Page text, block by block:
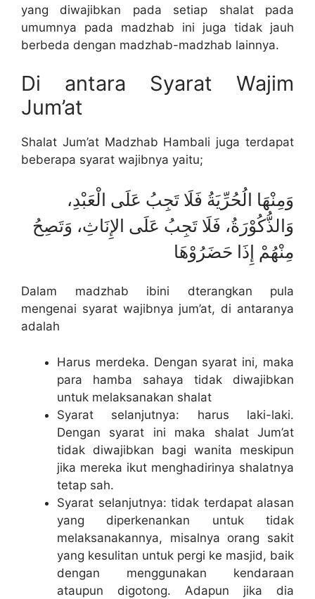
yang diwajibkan pada setiap shalat pada
umumnya pada madzhab ini juga tidak jauh
berbeda dengan madzhab-madzhab lainnya.
Di antara Syarat Wajim
Jum’at
Shalat Jum’at Madzhab Hambali juga terdapat
beberapa syarat wajibnya yaitu;
وَمِنْهَا الُحُرِّيَةُ فَلَا تَجِبُ عَلَى الْعَبْدِ،
وَالذُّكُوْرَةُ، فَلَا تَجِبُ عَلَى الإِنَاثِ، وَتَصِحُ
مِنْهُمْ إِذَا حَضَرُوْهَا
Dalam madzhab ibini dterangkan pula
mengenai syarat wajibnya jum’at, di antaranya
adalah
Harus merdeka. Dengan syarat ini, maka
para hamba sahaya tidak diwajibkan
untuk melaksanakan shalat
Syarat selanjutnya: harus laki-laki.
Dengan syarat ini maka shalat Jum’at
tidak diwajibkan bagi wanita meskipun
jika mereka ikut menghadirinya shalatnya
tetap sah.
Syarat selanjutnya: tidak terdapat alasan
yang diperkenankan untuk tidak
melaksanakannya, misalnya orang sakit
yang kesulitan untuk pergi ke masjid, baik
dengan menggunakan kendaraan
ataupun digotong. Adapun jika dia